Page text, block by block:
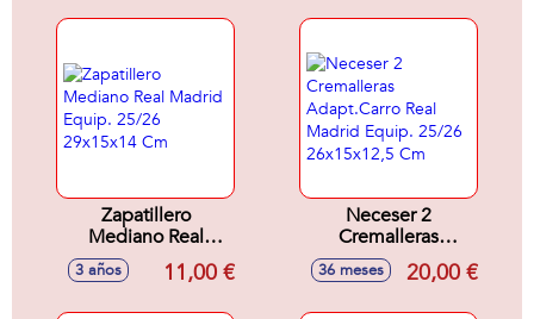
Zapatillero
Mediano Real
Madrid Equip.
25/26 29x15x14
3 años 11,00 €
Neceser 2
Cremalleras
Adapt.Carro Real
Madrid Equip.
36 meses 20,00 €